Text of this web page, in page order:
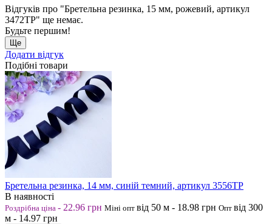
Відгуків про "Бретельна резинка, 15 мм, рожевий, артикул
3472ТР" ще немає.
Будьте першим!
Ще
Додати відгук
Подібні товари
Бретельна резинка, 14 мм, синій темний, артикул 3556ТР
В наявності
Роздрібна ціна - 22.96 грн Міні опт від 50 м - 18.98 грн Опт від 300
м - 14.97 грн